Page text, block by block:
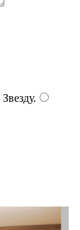
Звезду.